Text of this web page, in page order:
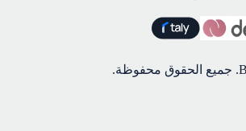
جميع الحقوق محفوظة.